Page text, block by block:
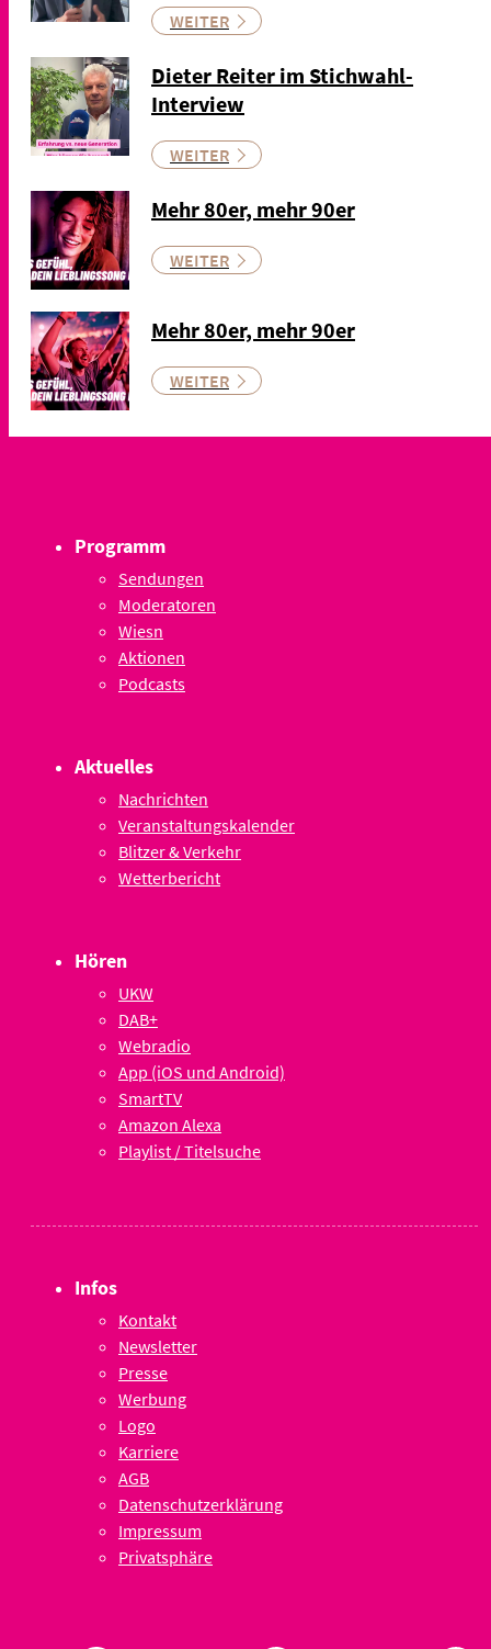
WEITER
Dieter Reiter im Stichwahl-
Interview
WEITER
Mehr 80er, mehr 90er
WEITER
Mehr 80er, mehr 90er
WEITER
Programm
Sendungen
Moderatoren
Wiesn
Aktionen
Podcasts
Aktuelles
Nachrichten
Veranstaltungskalender
Blitzer & Verkehr
Wetterbericht
Hören
UKW
DAB+
Webradio
App (iOS und Android)
SmartTV
Amazon Alexa
Playlist / Titelsuche
Infos
Kontakt
Newsletter
Presse
Werbung
Logo
Karriere
AGB
Datenschutzerklärung
Impressum
Privatsphäre